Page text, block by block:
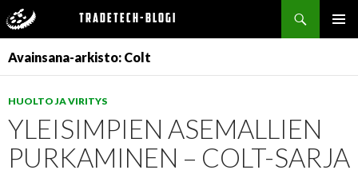
Tradetech-blogi
Haku
SIIRRY
SISÄLTÖÖN
Avainsana-arkisto: Colt
HUOLTO JA VIRITYS
YLEISIMPIEN ASEMALLIEN
PURKAMINEN – COLT-SARJA